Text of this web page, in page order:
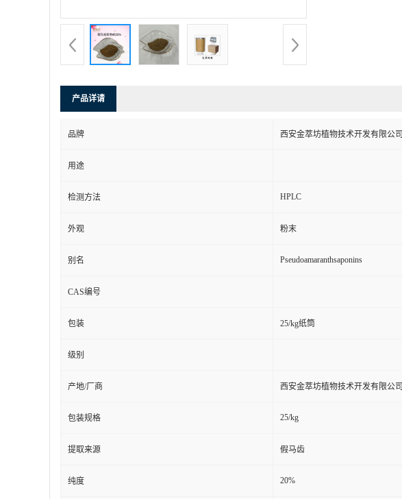
产品详请
品牌 西安金萃坊植物技术开发有限公司
用途
检测方法 HPLC
外观 粉末
别名 Pseudoamaranthsaponins
CAS编号
包装 25/kg纸筒
级别
产地/厂商 西安金萃坊植物技术开发有限公司
包装规格 25/kg
提取来源 假马齿
纯度 20%